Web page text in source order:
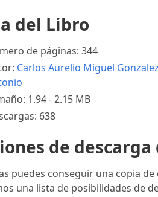
del Libro
de páginas: 344
Carlos Aurelio Miguel Gonzalez
1.94 - 2.15 MB
638
de
puedes conseguir una copia
una lista de posibilidades de